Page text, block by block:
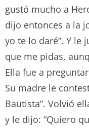
gustó mucho a
dijo entonces a la
yo te lo daré”. Y le
que me pidas,
Ella fue a
Su madre le
Bautista”. Volvió
y le dijo: “Quiero